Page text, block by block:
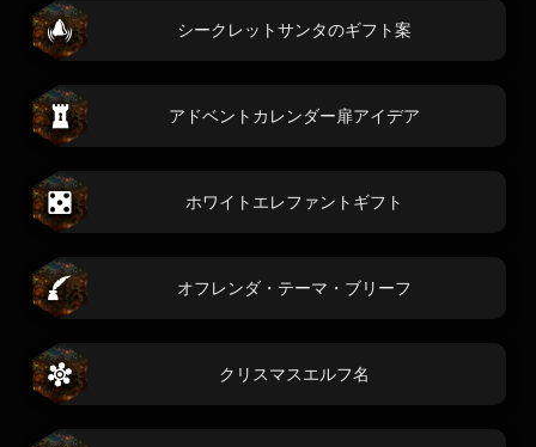
シークレットサンタのギフト案
アドベントカレンダー扉アイデア
ホワイトエレファントギフト
オフレンダ・テーマ・ブリーフ
クリスマスエルフ名